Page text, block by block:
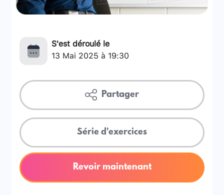
S'est déroulé le
13 Mai 2025 à 19:30
Partager
Série d'exercices
Revoir maintenant